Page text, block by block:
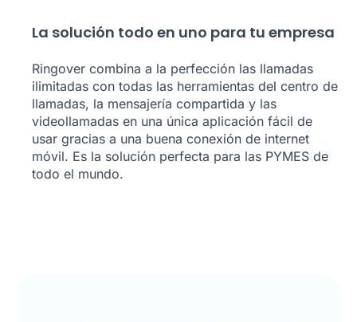
La solución todo en uno para tu empresa
Ringover combina a la perfección las llamadas
ilimitadas con todas las herramientas del centro de
llamadas, la mensajería compartida y las
videollamadas en una única aplicación fácil de
usar gracias a una buena conexión de internet
móvil. Es la solución perfecta para las PYMES de
todo el mundo.